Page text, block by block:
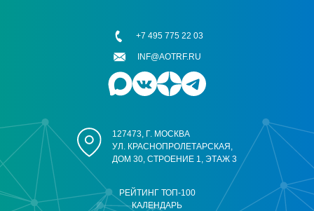
РЕЙТИНГ ТОП-100
КАЛЕНДАРЬ
127473, Г. МОСКВА
УЛ. КРАСНОПРОЛЕТАРСКАЯ,
ДОМ 30, СТРОЕНИЕ 1, ЭТАЖ 3
+7 495 775 22 03
INF@AOTRF.RU